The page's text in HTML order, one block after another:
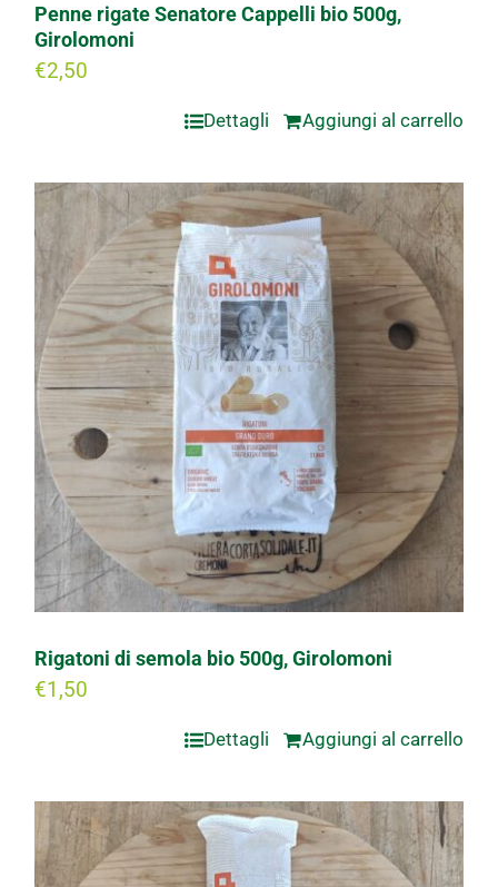
Penne rigate Senatore Cappelli bio 500g,
Girolomoni
€2,50
Aggiungi al carrello
Dettagli
Rigatoni di semola bio 500g, Girolomoni
€1,50
Aggiungi al carrello
Dettagli